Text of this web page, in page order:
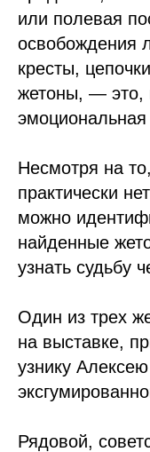
или полевая
освобождения
кресты,
жетоны, — это,
эмоциональная
Несмотря на
практически
можно
найденные
узнать судьбу
Один из трех
на выставке,
узнику
Рядовой,